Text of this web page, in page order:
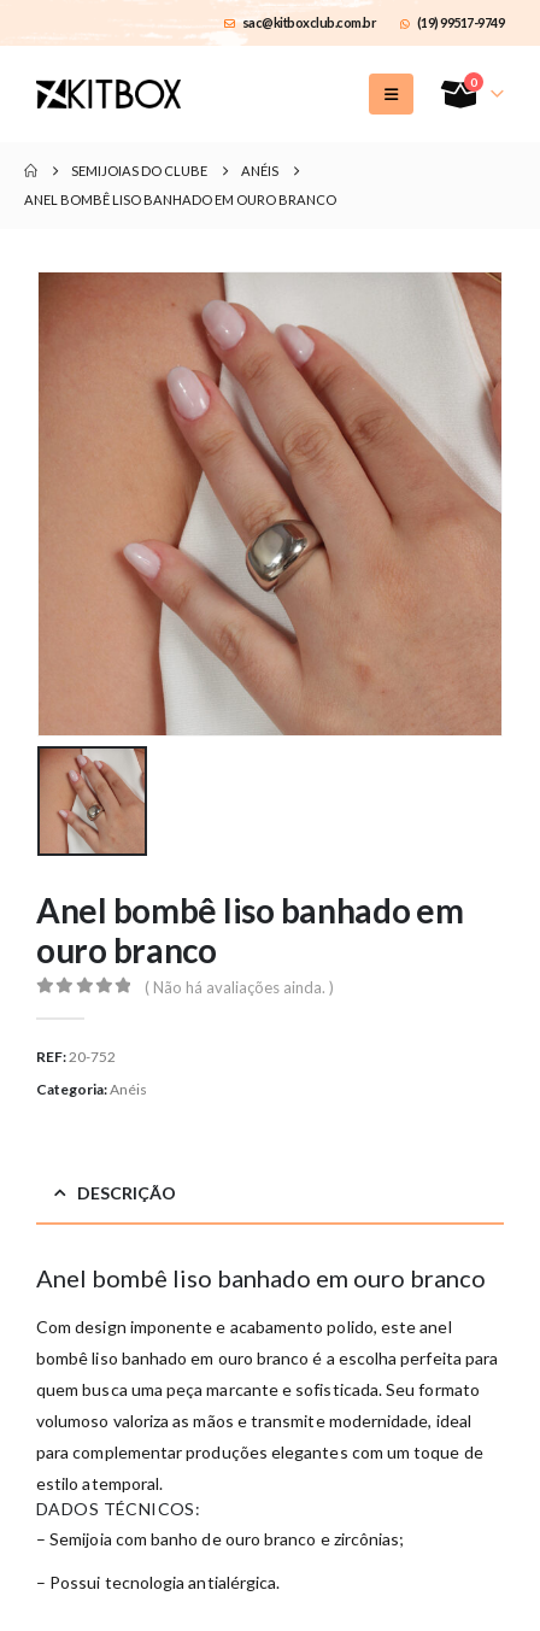
sac@kitboxclub.com.br (19) 99517-9749
0
SEMIJOIAS DO CLUBE
ANÉIS
ANEL BOMBÊ LISO BANHADO EM OURO BRANCO
Anel bombê liso banhado em
ouro branco
( Não há avaliações ainda. )
REF:20-752
Categoria:Anéis
DESCRIÇÃO
Anel bombê liso banhado em ouro branco
Com design imponente e acabamento polido, este anel
bombê liso banhado em ouro branco é a escolha perfeita para
quem busca uma peça marcante e sofisticada. Seu formato
volumoso valoriza as mãos e transmite modernidade, ideal
para complementar produções elegantes com um toque de
estilo atemporal.
DADOS TÉCNICOS:
– Semijoia com banho de ouro branco e zircônias;
– Possui tecnologia antialérgica.